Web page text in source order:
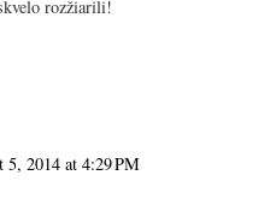
rozžiarili!
5, 2014 at 4:29 PM